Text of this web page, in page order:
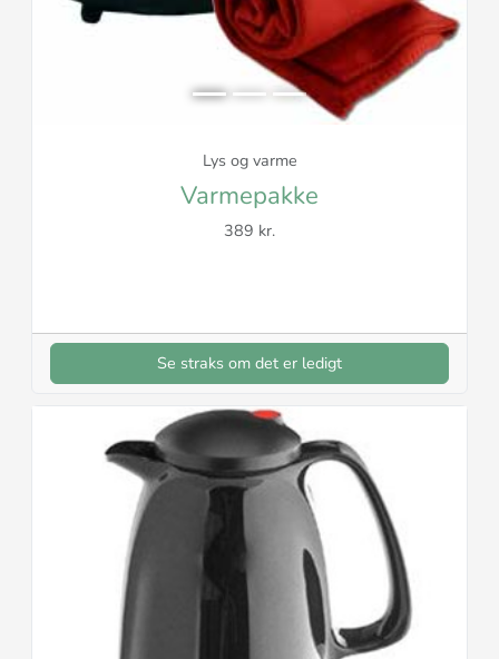
Lys og varme
Varmepakke
389 kr.
Se straks om det er ledigt